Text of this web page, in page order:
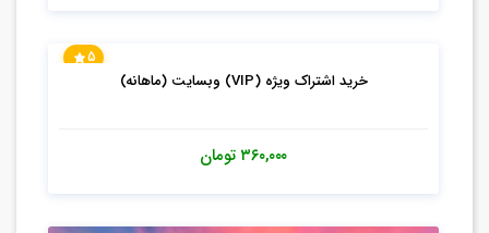
5
خرید اشتراک ویژه (VIP) وبسایت (ماهانه)
۳۶۰,۰۰۰تومان